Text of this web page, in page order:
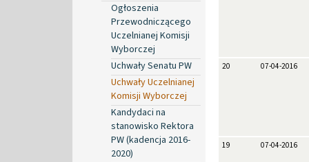
Ogłoszenia
Przewodniczącego
Uczelnianej Komisji
Wyborczej
Uchwały Senatu PW
Uchwały Uczelnianej
Komisji Wyborczej
Kandydaci na
stanowisko Rektora
PW (kadencja 2016-
2020)
20 07-04-2016
19 07-04-2016